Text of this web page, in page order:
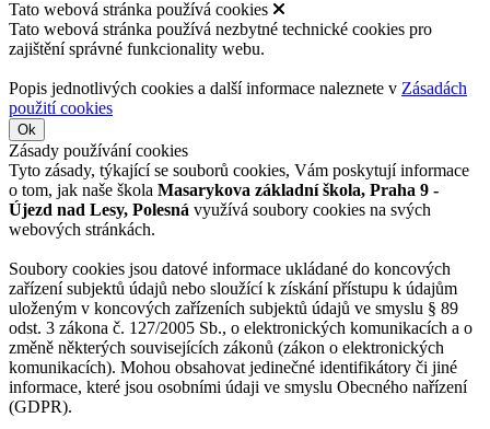
Tato webová stránka používá cookies
Tato webová stránka používá nezbytné technické cookies pro
zajištění správné funkcionality webu.
Popis jednotlivých cookies a další informace naleznete v Zásadách
použití cookies
Ok
Zásady používání cookies
Tyto zásady, týkající se souborů cookies, Vám poskytují informace
o tom, jak naše škola Masarykova základní škola, Praha 9 -
Újezd nad Lesy, Polesná využívá soubory cookies na svých
webových stránkách.
Soubory cookies jsou datové informace ukládané do koncových
zařízení subjektů údajů nebo sloužící k získání přístupu k údajům
uloženým v koncových zařízeních subjektů údajů ve smyslu § 89
odst. 3 zákona č. 127/2005 Sb., o elektronických komunikacích a o
změně některých souvisejících zákonů (zákon o elektronických
komunikacích). Mohou obsahovat jedinečné identifikátory či jiné
informace, které jsou osobními údaji ve smyslu Obecného nařízení
(GDPR).